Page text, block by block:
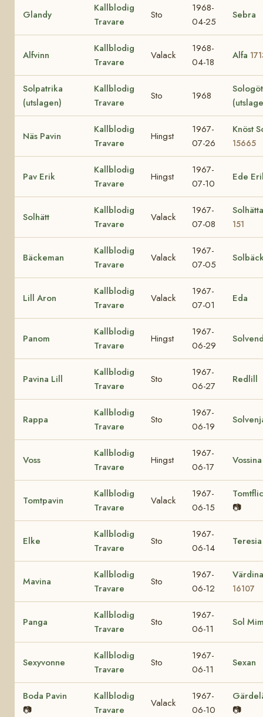
Glandy
Kallblodig
Travare
Sto
1968-
04-25
Sebra
Alfvinn
Kallblodig
Travare
Valack
1968-
04-18
Alfa
Solpatrika
(utslagen)
Kallblodig
Travare
Sto 1968
Näs Pavin
Kallblodig
Travare
Hingst
1967-
07-26
Knöst
15665
Pav Erik
Kallblodig
Travare
Hingst
1967-
07-10
Ede
Solhätt
Kallblodig
Travare
Valack
1967-
07-08
151
Bäckeman
Kallblodig
Travare
Valack
1967-
07-05
Lill Aron
Kallblodig
Travare
Valack
1967-
07-01
Eda
Panom
Kallblodig
Travare
Hingst
1967-
06-29
Pavina Lill
Kallblodig
Travare
Sto
1967-
06-27
Redlill
Rappa
Kallblodig
Travare
Sto
1967-
06-19
Voss
Kallblodig
Travare
Hingst
1967-
06-17
Vossina
Tomtpavin
Kallblodig
Travare
Valack
1967-
06-15
📷
Elke
Kallblodig
Travare
Sto
1967-
06-14
Teresia
Mavina
Kallblodig
Travare
Sto
1967-
06-12
Värdina
16107
Panga
Kallblodig
Travare
Sto
1967-
06-11
Sol
Sexyvonne
Kallblodig
Travare
Sto
1967-
06-11
Sexan
Boda Pavin
📷
Kallblodig
Travare
Valack
1967-
06-10
📷